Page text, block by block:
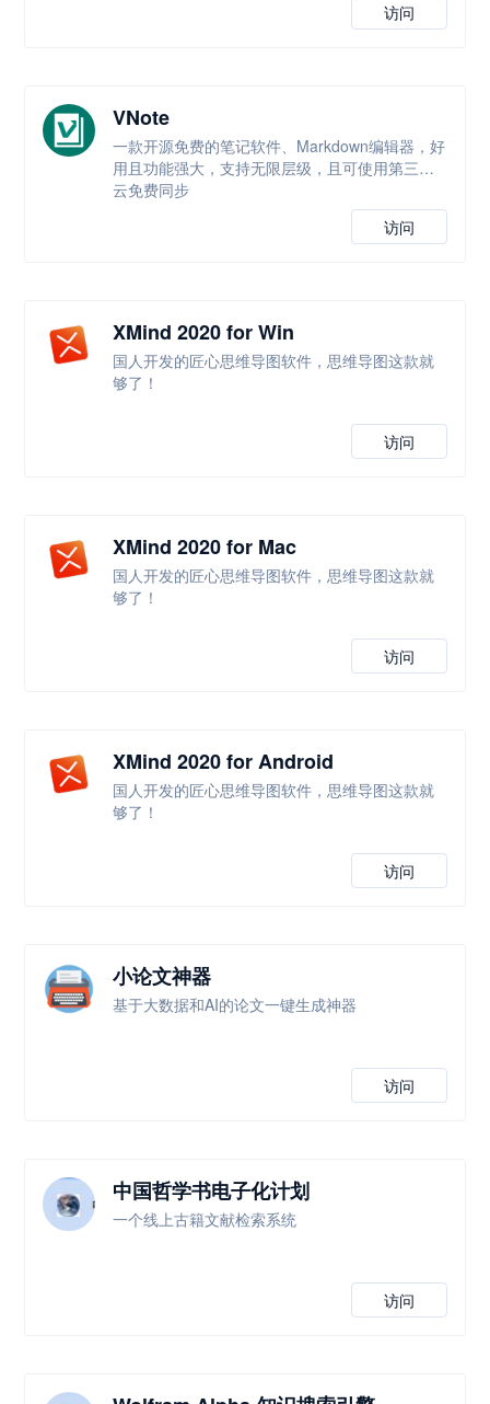
访问
VNote
一款开源免费的笔记软件、Markdown编辑器，好
用且功能强大，支持无限层级，且可使用第三方
云免费同步
访问
XMind 2020 for Win
国人开发的匠心思维导图软件，思维导图这款就
够了！
访问
XMind 2020 for Mac
国人开发的匠心思维导图软件，思维导图这款就
够了！
访问
XMind 2020 for Android
国人开发的匠心思维导图软件，思维导图这款就
够了！
访问
小论文神器
基于大数据和AI的论文一键生成神器
访问
中国哲学书电子化计划
一个线上古籍文献检索系统
访问